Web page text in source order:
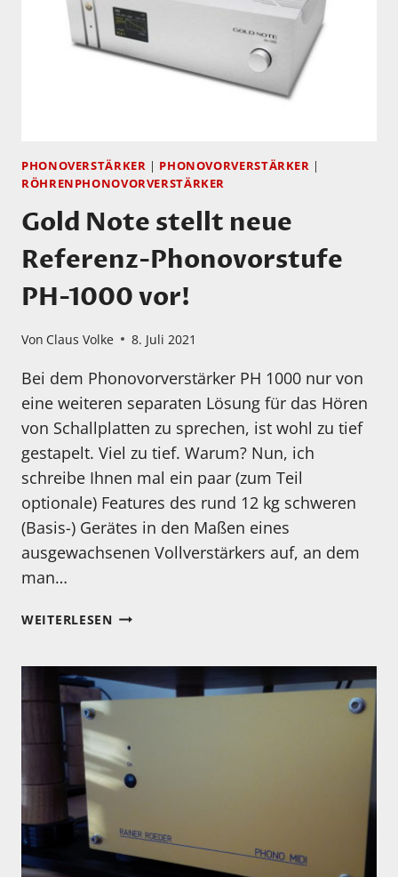
PHONOVERSTÄRKER | PHONOVORVERSTÄRKER |
RÖHRENPHONOVORVERSTÄRKER
Gold Note stellt neue
Referenz-Phonovorstufe
PH-1000 vor!
Von Claus Volke 8. Juli 2021
Bei dem Phonovorverstärker PH 1000 nur von
eine weiteren separaten Lösung für das Hören
von Schallplatten zu sprechen, ist wohl zu tief
gestapelt. Viel zu tief. Warum? Nun, ich
schreibe Ihnen mal ein paar (zum Teil
optionale) Features des rund 12 kg schweren
(Basis-) Gerätes in den Maßen eines
ausgewachsenen Vollverstärkers auf, an dem
man…
WEITERLESENGOLD
NEUE
REFERENZ-
PH-
1000
VOR!